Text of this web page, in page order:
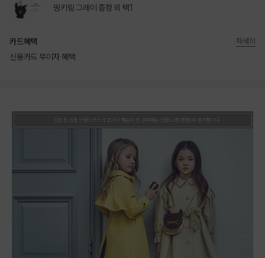
띵키링 그레이 증정 외 택1
카드혜택
신용카드 무이자 혜택
자세히